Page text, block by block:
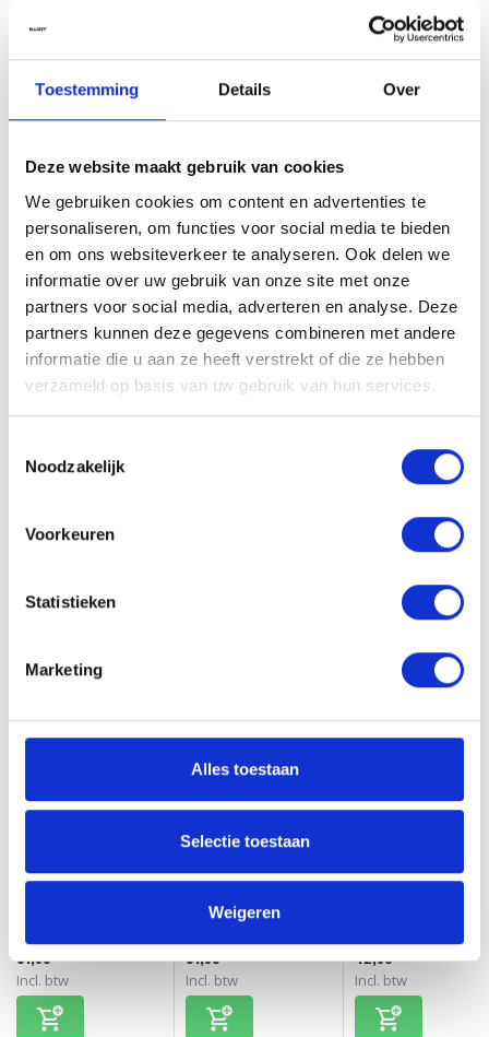
Toestemming Details Over
Deze website maakt gebruik van cookies
We gebruiken cookies om content en advertenties te
personaliseren, om functies voor social media te bieden
en om ons websiteverkeer te analyseren. Ook delen we
informatie over uw gebruik van onze site met onze
partners voor social media, adverteren en analyse. Deze
partners kunnen deze gegevens combineren met andere
informatie die u aan ze heeft verstrekt of die ze hebben
verzameld op basis van uw gebruik van hun services.
Noodzakelijk
Voorkeuren
Statistieken
Marketing
Alles toestaan
Selectie toestaan
Weigeren
voorkomen. Wissel één keer per week af met het
Glow Maskvoor
een diepere verzorging en extra glans.
Ingrediënten
Helianthus Annuus (Sunflower) Seed Oil, Isopropyl Myristate,
Chloride, Panthenol, Sodium Benzoate, Potassium Sorbate, Citric
Acid, Parfum (Fragrance), Phoenix Dactylifera (Date) Fruit Extract,
Cinnamomum Zeylanicum Bark Extract, Benzyl Alcohol, Linalool,
Limonene.*
*Ingrediënten en verpakking kunnen wijzigen. Raadpleeg steeds de
verpakking voor de meest actuele informatie.
Wil je weten of dit product bij je past? Of hoe je het moet gebruiken?
Stuur ons een mailtje
31,95
Incl. btw
31,95
Incl. btw
42,90
Incl. btw